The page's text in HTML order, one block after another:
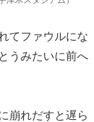
てファウルにな
うみたいに前へ
崩れだすと遅ら